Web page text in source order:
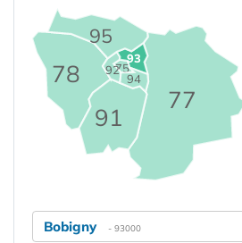
75
77
78
91
92
93
94
95
Bobigny - 93000